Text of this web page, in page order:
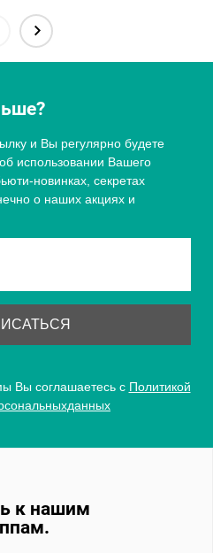
и Вы регулярно будете
использовании Вашего
новинках, секретах
о наших акциях и
Вы соглашаетесь с Политикой
к нашим